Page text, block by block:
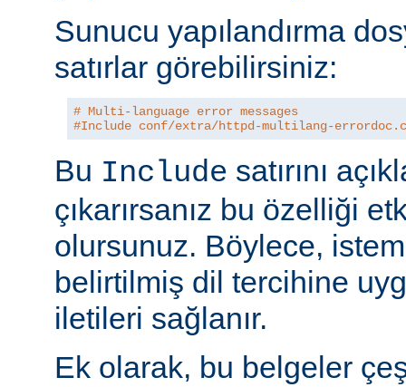
Sunucu yapılandırma
satırlar görebilirsiniz:
# Multi-language error messages
#Include conf/extra/httpd-multilang-
Bu Include satırını
çıkarırsanız bu özelliği
olursunuz. Böylece,
belirtilmiş dil tercihine
iletileri sağlanır.
Ek olarak, bu belgeler